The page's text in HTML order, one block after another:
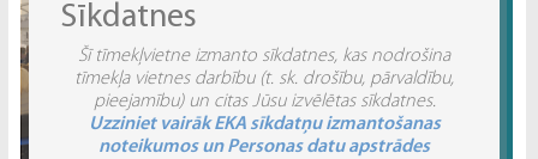
Sīkdatnes
Šī tīmekļvietne izmanto sīkdatnes, kas nodrošina
tīmekļa vietnes darbību (t. sk. drošību, pārvaldību,
pieejamību) un citas Jūsu izvēlētas sīkdatnes.
Uzziniet vairāk EKA sīkdatņu izmantošanas
noteikumos un Personas datu apstrādes